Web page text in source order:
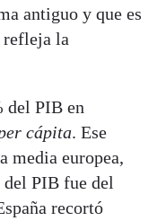
antiguo y que es
refleja la
del PIB en
cápita. Ese
media europea,
del PIB fue del
recortó